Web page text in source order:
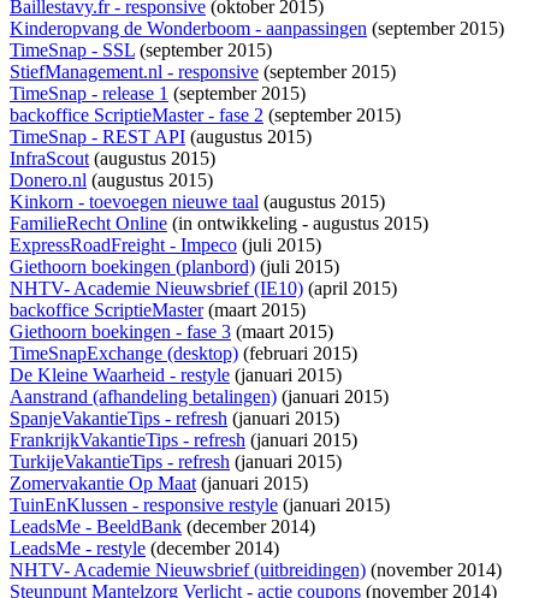
Baillestavy.fr - responsive (oktober 2015)
Kinderopvang de Wonderboom - aanpassingen (september 2015)
TimeSnap - SSL (september 2015)
StiefManagement.nl - responsive (september 2015)
TimeSnap - release 1 (september 2015)
backoffice ScriptieMaster - fase 2 (september 2015)
TimeSnap - REST API (augustus 2015)
InfraScout(augustus 2015)
Donero.nl (augustus 2015)
Kinkorn - toevoegen nieuwe taal (augustus 2015)
FamilieRecht Online (in ontwikkeling - augustus 2015)
ExpressRoadFreight - Impeco (juli 2015)
Giethoorn boekingen (planbord) (juli 2015)
NHTV- Academie Nieuwsbrief (IE10) (april 2015)
backoffice ScriptieMaster(maart 2015)
Giethoorn boekingen - fase 3 (maart 2015)
TimeSnapExchange (desktop) (februari 2015)
De Kleine Waarheid - restyle (januari 2015)
Aanstrand (afhandeling betalingen) (januari 2015)
SpanjeVakantieTips - refresh (januari 2015)
FrankrijkVakantieTips - refresh (januari 2015)
TurkijeVakantieTips - refresh (januari 2015)
Zomervakantie Op Maat(januari 2015)
TuinEnKlussen - responsive restyle (januari 2015)
LeadsMe - BeeldBank (december 2014)
LeadsMe - restyle (december 2014)
NHTV- Academie Nieuwsbrief (uitbreidingen) (november 2014)
Steunpunt Mantelzorg Verlicht - actie coupons (november 2014)